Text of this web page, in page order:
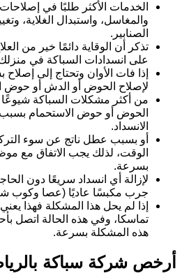
الخدمات الأكثر طلبًا في
والمغاسل، واستبدال الغلاية،
الصنابير.
تذكر أن الوقاية دائمًا خير من
على انسدادات السباكة في
إذا فات الأوان وتحتاج إلى
لإصلاح الحوض أو الدش أو حوض
من أكثر مشكلات السباكة شيوعًا
الحوض أو حوض الاستحمام
الانسداد.
أو بسبب عطل ناتج عن سوء
الوقت، لذلك يجب الاتفاق مع
بسرعة.
لإزالة أي انسداد سريعًا دون
جرب مكبسًا عاديًا (عصا وكوب
إذا لم يحل هذا المشكلة فهذا
تماسكا، وفي هذه الحالة اتصل
هذه المشكلة بسرعة.
أرخص شركة سباكة